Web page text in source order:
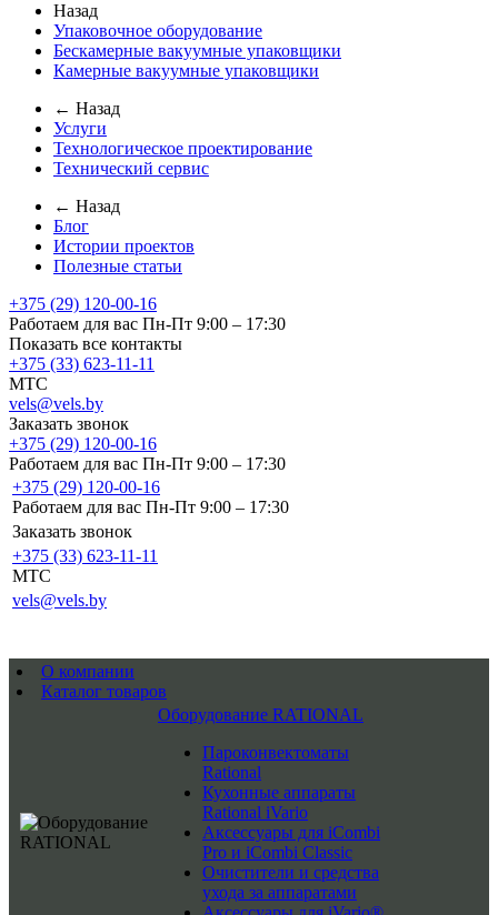
Назад
Упаковочное оборудование
Бескамерные вакуумные упаковщики
Камерные вакуумные упаковщики
← Назад
Услуги
Технологическое проектирование
Технический сервис
← Назад
Блог
Истории проектов
Полезные статьи
+375 (29) 120-00-16
Работаем для вас Пн-Пт 9:00 – 17:30
Показать все контакты
+375 (33) 623-11-11
MTC
vels@vels.by
Заказать звонок
+375 (29) 120-00-16
Работаем для вас Пн-Пт 9:00 – 17:30
+375 (29) 120-00-16
Работаем для вас Пн-Пт 9:00 – 17:30
Заказать звонок
+375 (33) 623-11-11
MTC
vels@vels.by
О компании
Каталог товаров
Оборудование RATIONAL
Пароконвектоматы
Rational
Кухонные аппараты
Rational iVario
Аксессуары для iCombi
Pro и iCombi Classic
Очистители и средства
ухода за аппаратами